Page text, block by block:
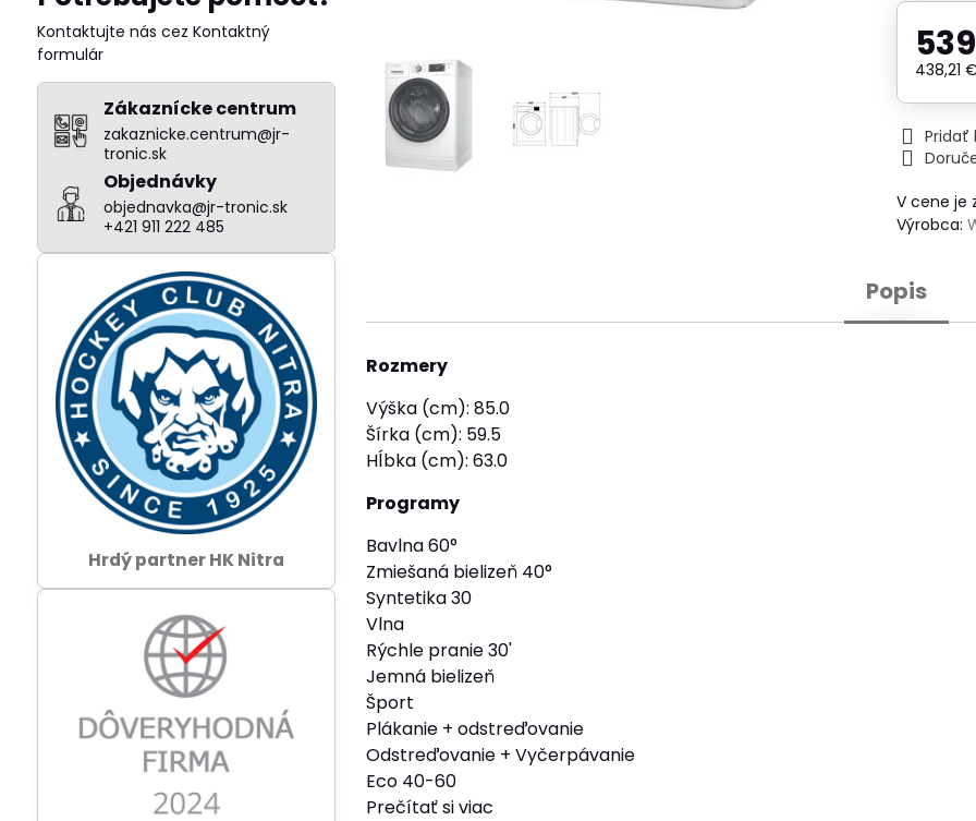
438,21
Pridať
V cene je
Výrobca:
Popis
Rozmery
Výška (cm): 85.0
Šírka (cm): 59.5
Hĺbka (cm): 63.0
Programy
Bavlna 60°
Zmiešaná bielizeň 40°
Syntetika 30
Vlna
Rýchle pranie 30'
Jemná bielizeň
Šport
Plákanie + odstreďovanie
Odstreďovanie + Vyčerpávanie
Eco 40-60
Prečítať si viac
Kontaktujte nás cez Kontaktný
formulár
Zákaznícke centrum
zakaznicke.centrum@jr-
tronic.sk
Objednávky
objednavka@jr-tronic.sk
+421 911 222 485
Hrdý partner HK Nitra